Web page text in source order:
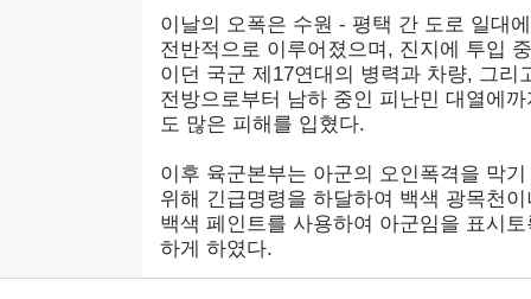
이날의 오폭은 수원 - 평택 간 도로 일대
전반적으로 이루어졌으며, 진지에 투입 중
이던 국군 제17연대의 병력과 차량, 그리
전방으로부터 남하 중인 피난민 대열에까
도 많은 피해를 입혔다.
이후 육군본부는 아군의 오인폭격을 막기
위해 긴급명령을 하달하여 백색 광목천이
백색 페인트를 사용하여 아군임을 표시토
하게 하였다.